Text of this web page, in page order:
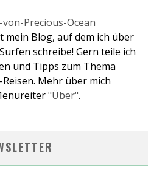
mein Blog, auf dem ich über
schreibe! Gern teile ich
und Tipps zum Thema
Mehr über mich
"Über".